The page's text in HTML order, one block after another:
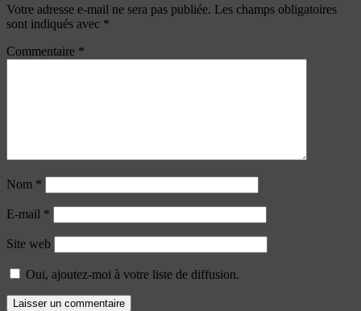
Votre adresse e-mail ne sera pas publiée. Les champs obligatoires
sont indiqués avec *
Commentaire *
Nom *
E-mail *
Site web
Oui, ajoutez-moi à votre liste de diffusion.